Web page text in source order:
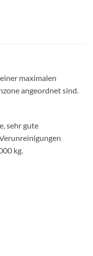
maximalen
angeordnet sind.
sehr gute
kg.